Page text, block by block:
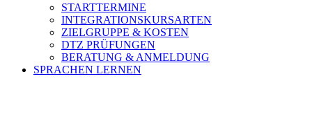
STARTTERMINE
INTEGRATIONSKURSARTEN
ZIELGRUPPE & KOSTEN
DTZ PRÜFUNGEN
BERATUNG & ANMELDUNG
SPRACHEN LERNEN